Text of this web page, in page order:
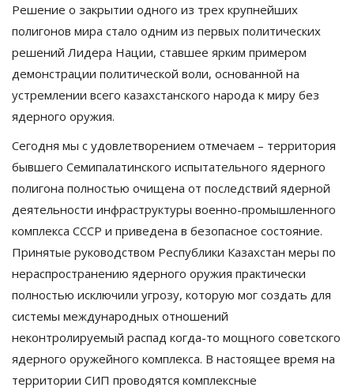
Решение о закрытии одного из трех крупнейших
полигонов мира стало одним из первых политических
решений Лидера Нации, ставшее ярким примером
демонстрации политической воли, основанной на
устремлении всего казахстанского народа к миру без
ядерного оружия.
Сегодня мы с удовлетворением отмечаем – территория
бывшего Семипалатинского испытательного ядерного
полигона полностью очищена от последствий ядерной
деятельности инфраструктуры военно-промышленного
комплекса СССР и приведена в безопасное состояние.
Принятые руководством Республики Казахстан меры по
нераспространению ядерного оружия практически
полностью исключили угрозу, которую мог создать для
системы международных отношений
неконтролируемый распад когда-то мощного советского
ядерного оружейного комплекса. В настоящее время на
территории СИП проводятся комплексные